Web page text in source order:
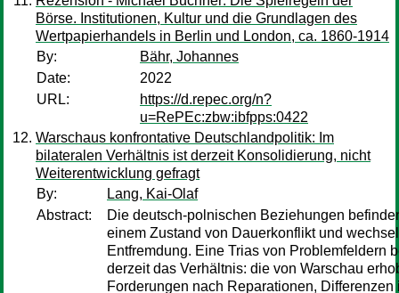
Börse. Institutionen, Kultur und die Grundlagen des
Wertpapierhandels in Berlin und London, ca. 1860-1914
By:
Bähr, Johannes
Date:
2022
URL:
https://d.repec.org/n?
u=RePEc:zbw:ibfpps:0422
Warschaus konfrontative Deutschlandpolitik: Im
bilateralen Verhältnis ist derzeit Konsolidierung, nicht
Weiterentwicklung gefragt
By:
Lang, Kai-Olaf
Abstract:
Die deutsch-polnischen Beziehungen
einem Zustand von Dauerkonflikt und
Entfremdung. Eine Trias von Problemfeldern
derzeit das Verhältnis: die von Warschau
Forderungen nach Reparationen, Differenzen